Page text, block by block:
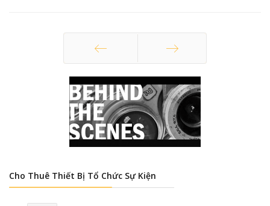
Trang trước Trang sau
Cho Thuê Thiết Bị Tổ Chức Sự Kiện